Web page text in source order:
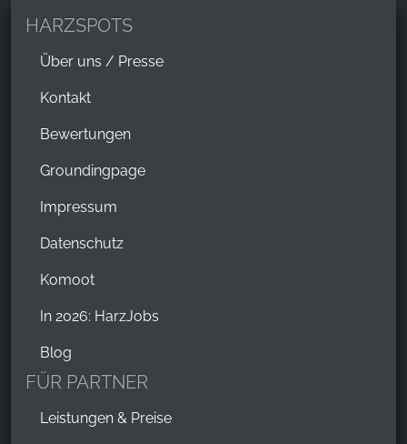
HARZSPOTS
Über uns / Presse
Kontakt
Bewertungen
Groundingpage
Impressum
Datenschutz
Komoot
In 2026: HarzJobs
Blog
FÜR PARTNER
Leistungen & Preise